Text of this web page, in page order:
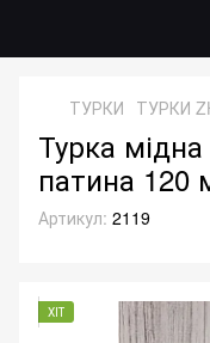
ТУРКИ ТУРКИ
Турка
патина 120
Артикул: 2119
ХІТ